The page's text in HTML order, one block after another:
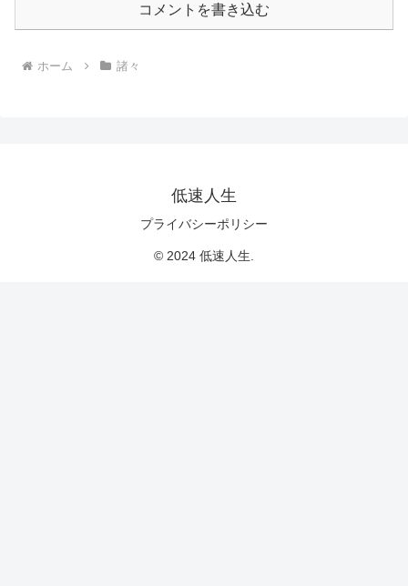
コメントを書き込む
ホーム 諸々
低速人生
プライバシーポリシー
© 2024 低速人生.